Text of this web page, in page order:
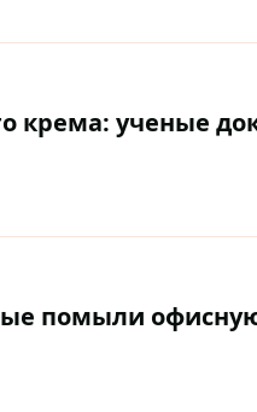
крема: ученые
помыли